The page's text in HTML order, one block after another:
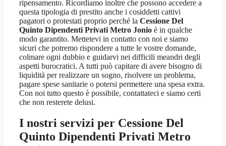
ripensamento. Ricordiamo inoltre che possono accedere a
questa tipologia di prestito anche i cosiddetti cattivi
pagatori o protestati proprio perché la Cessione Del
Quinto Dipendenti Privati Metro Jonio è in qualche
modo garantito. Mettetevi in contatto con noi e siamo
sicuri che potremo rispondere a tutte le vostre domande,
colmare ogni dubbio e guidarvi nei difficili meandri degli
aspetti burocratici. A tutti può capitare di avere bisogno di
liquidità per realizzare un sogno, risolvere un problema,
pagare spese sanitarie o potersi permettere una spesa extra.
Con noi tutto questo è possibile, contattateci e siamo certi
che non resterete delusi.
I nostri servizi per Cessione Del
Quinto Dipendenti Privati Metro